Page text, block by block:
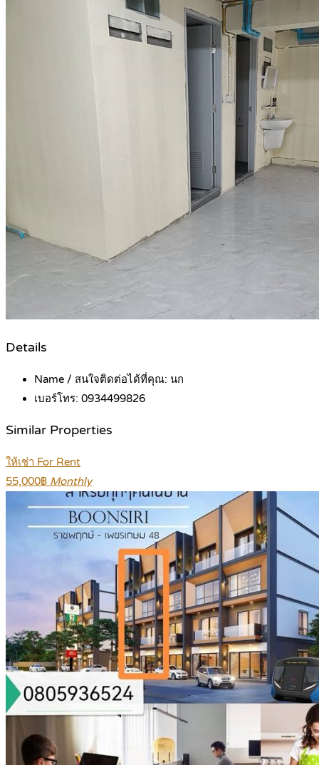
Details
Name / สนใจติดต่อได้ที่คุณ: นก
เบอร์โทร: 0934499826
Similar Properties
ให้เช่า For Rent
55,000฿ Monthly